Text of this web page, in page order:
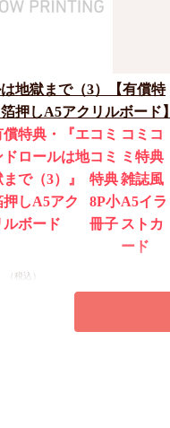
地獄まで（3）【有償特
押しA5アクリルボード】
償特典・『エ
ドロールは地
で（3）』
押しA5アク
ルボード
コミ
コミ
特典
8P小
冊子
コミコ
ミ特典
雑誌風
A5イラ
ストカ
ード
（税込）